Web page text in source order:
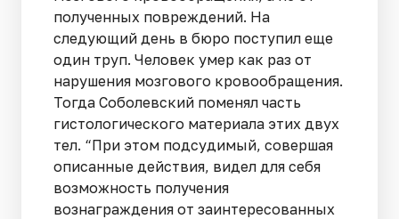
полученных повреждений. На
следующий день в бюро поступил еще
один труп. Человек умер как раз от
нарушения мозгового кровообращения.
Тогда Соболевский поменял часть
гистологического материала этих двух
тел. “При этом подсудимый, совершая
описанные действия, видел для себя
возможность получения
вознаграждения от заинтересованных